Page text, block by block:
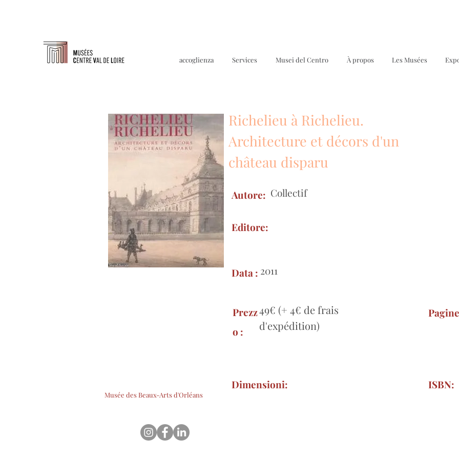
accoglienza Services Musei del Centro À propos Les Musées
Richelieu à Richelieu.
Architecture et décors d'un
château disparu
Autore: Collectif
Editore:
2011
Data :
49€ (+ 4€ de frais
d'expédition)
Prezz
o :
Musée des Beaux-Arts d'Orléans
Dimensioni: ISBN: